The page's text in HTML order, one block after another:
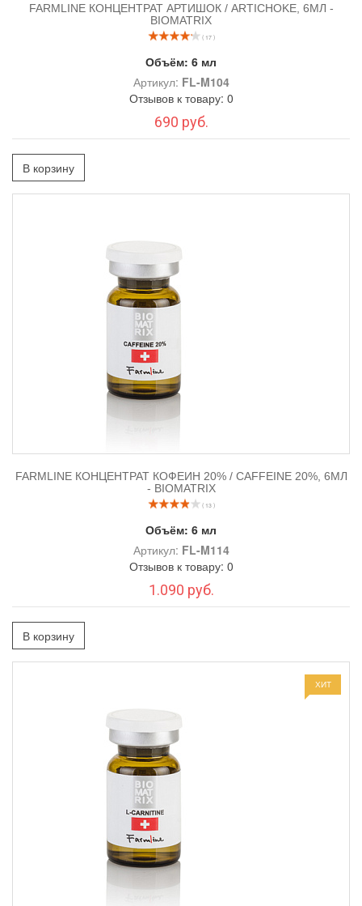
FARMLINE КОНЦЕНТРАТ АРТИШОК / ARTICHOKE, 6МЛ -
BIOMATRIX
( 17 )
Объём: 6 мл
Артикул: FL-M104
Отзывов к товару: 0
690 руб.
В корзину
FARMLINE КОНЦЕНТРАТ КОФЕИН 20% / CAFFEINE 20%, 6МЛ
- BIOMATRIX
( 13 )
Объём: 6 мл
Артикул: FL-M114
Отзывов к товару: 0
1.090 руб.
В корзину
ХИТ